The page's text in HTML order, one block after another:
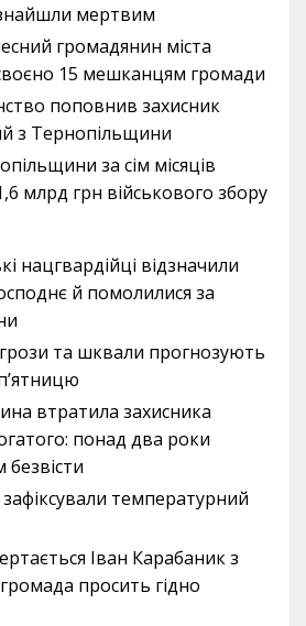
мертвим
громадянин міста
15 мешканцям громади
поповнив захисник
з Тернопільщини
за сім місяців
млрд грн військового збору
нацгвардійці відзначили
й помолилися за
та шквали прогнозують
втратила захисника
понад два роки
температурний
Іван Карабаник з
просить гідно